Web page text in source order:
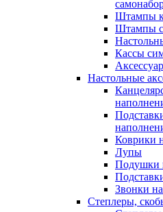
Штампы
Штампы
Кассы
Настольные
Коврики
Лупы
Подушки
Звонки
Степлеры,